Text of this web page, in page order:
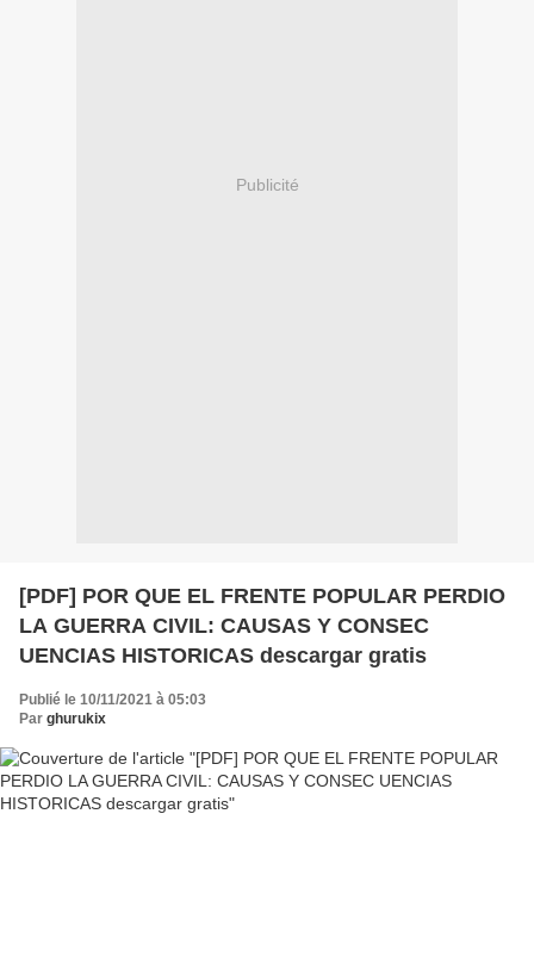
Publicité
[PDF] POR QUE EL FRENTE POPULAR PERDIO
LA GUERRA CIVIL: CAUSAS Y CONSEC
UENCIAS HISTORICAS descargar gratis
Publié le 10/11/2021 à 05:03
Par ghurukix